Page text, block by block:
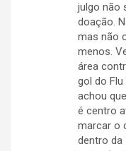
julgo não
doação.
mas não
menos.
área
gol do
achou
é centro
marcar o
dentro da